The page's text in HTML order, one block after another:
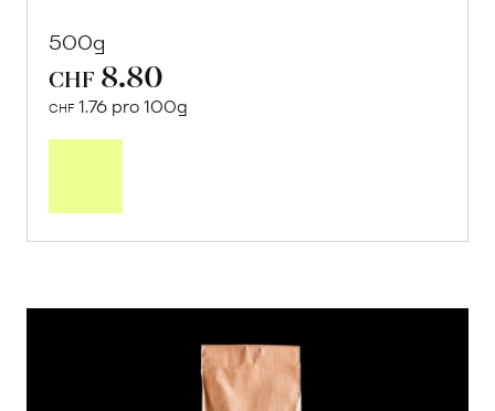
500g
CHF 8.80
CHF 1.76 pro 100g